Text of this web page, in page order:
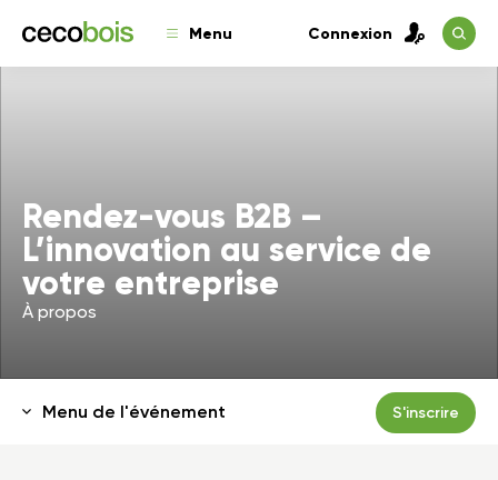
Menu Connexion
Rendez-vous B2B –
L’innovation au service de
votre entreprise
À propos
Menu de l'événement S'inscrire